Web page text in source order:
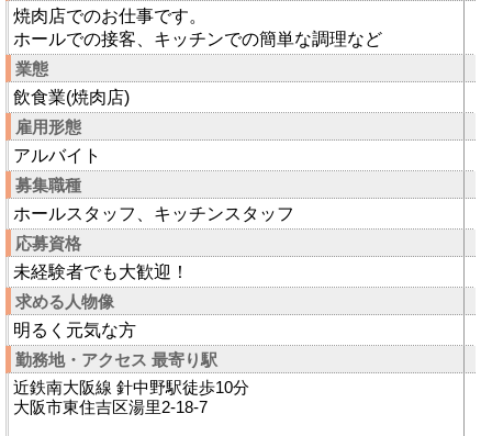
焼肉店でのお仕事です。
ホールでの接客、キッチンでの簡単な調理など
業態
飲食業(焼肉店)
雇用形態
アルバイト
募集職種
ホールスタッフ、キッチンスタッフ
応募資格
未経験者でも大歓迎！
求める人物像
明るく元気な方
勤務地・アクセス 最寄り駅
近鉄南大阪線 針中野駅徒歩10分
大阪市東住吉区湯里2-18-7